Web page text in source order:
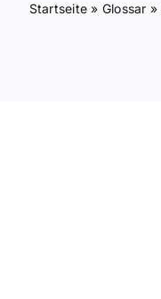
Startseite » Glossar »